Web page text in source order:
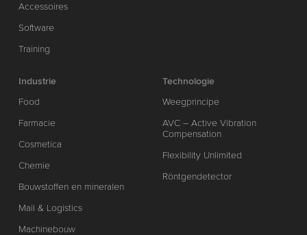
Accessoires
Software
Training
Industrie
Food
Farmacie
Cosmetica
Chemie
Bouwstoffen en mineralen
Mail & Logistics
Machinebouw
Technologie
Weegprincipe
AVC – Active Vibration
Compensation
Flexibility Unlimited
Röntgendetector